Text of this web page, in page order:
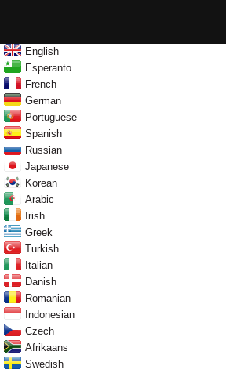
English
Esperanto
French
German
Portuguese
Spanish
Russian
Japanese
Korean
Arabic
Irish
Greek
Turkish
Italian
Danish
Romanian
Indonesian
Czech
Afrikaans
Swedish